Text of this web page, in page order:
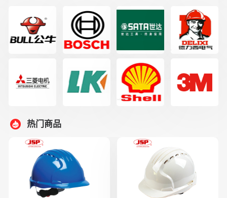
热门商品